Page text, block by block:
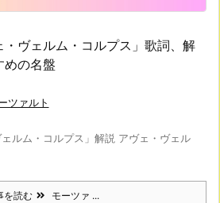
ヴェルム・コルプス」歌詞、解
めの名盤
ツァルト
ルム・コルプス」解説 アヴェ・ヴェル
を読む モーツァ ...